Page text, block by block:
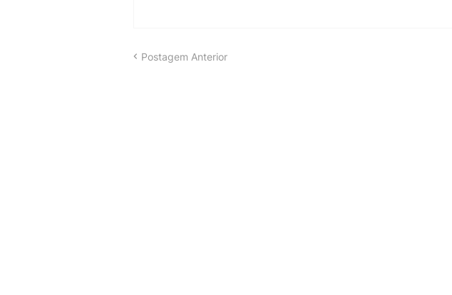
Postagem Anterior